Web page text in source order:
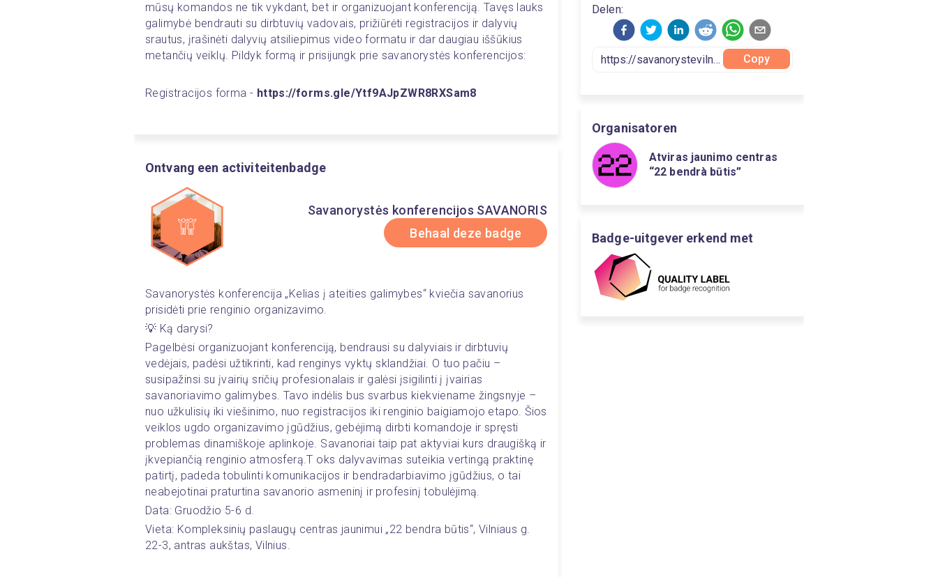
mūsų komandos ne tik vykdant, bet ir organizuojant konferenciją. Tavęs lauks
galimybė bendrauti su dirbtuvių vadovais, prižiūrėti registracijos ir dalyvių
srautus, įrašinėti dalyvių atsiliepimus video formatu ir dar daugiau iššūkius
metančių veiklų. Pildyk formą ir prisijungk prie savanorystės konferencijos:
Registracijos forma - https://forms.gle/Ytf9AJpZWR8RXSam8
Ontvang een activiteitenbadge
Savanorystės konferencijos SAVANORIS
Behaal deze badge
Savanorystės konferencija „Kelias į ateities galimybes“ kviečia savanorius
prisidėti prie renginio organizavimo.
💡 Ką darysi?
Pagelbėsi organizuojant konferenciją, bendrausi su dalyviais ir dirbtuvių
vedėjais, padėsi užtikrinti, kad renginys vyktų sklandžiai. O tuo pačiu –
susipažinsi su įvairių sričių profesionalais ir galėsi įsigilinti į įvairias
savanoriavimo galimybes. Tavo indėlis bus svarbus kiekviename žingsnyje –
nuo užkulisių iki viešinimo, nuo registracijos iki renginio baigiamojo etapo. Šios
veiklos ugdo organizavimo įgūdžius, gebėjimą dirbti komandoje ir spręsti
problemas dinamiškoje aplinkoje. Savanoriai taip pat aktyviai kurs draugišką ir
įkvepiančią renginio atmosferą.T oks dalyvavimas suteikia vertingą praktinę
patirtį, padeda tobulinti komunikacijos ir bendradarbiavimo įgūdžius, o tai
neabejotinai praturtina savanorio asmeninį ir profesinį tobulėjimą.
Data: Gruodžio 5-6 d.
Vieta: Kompleksinių paslaugų centras jaunimui „22 bendra būtis“, Vilniaus g.
22-3, antras aukštas, Vilnius.
Delen:
Copy
Organisatoren
Atviras jaunimo centras
“22 bendrà būtis”
Badge-uitgever erkend met